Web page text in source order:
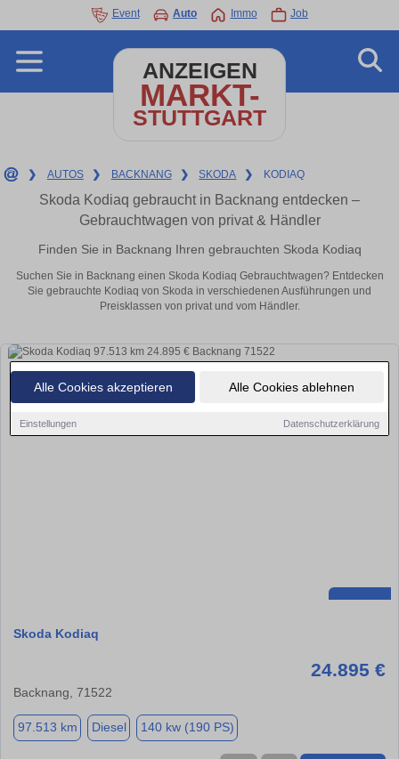
Alle Cookies akzeptieren Alle Cookies ablehnen
Einstellungen Datenschutzerklärung
Event Auto Immo Job
ANZEIGEN
MARKT-
STUTTGART
❯ AUTOS ❯ BACKNANG ❯ SKODA ❯ KODIAQ
Skoda Kodiaq gebraucht in Backnang entdecken –
Gebrauchtwagen von privat & Händler
Finden Sie in Backnang Ihren gebrauchten Skoda Kodiaq
Suchen Sie in Backnang einen Skoda Kodiaq Gebrauchtwagen? Entdecken
Sie gebrauchte Kodiaq von Skoda in verschiedenen Ausführungen und
Preisklassen von privat und vom Händler.
Skoda Kodiaq
24.895 €
Backnang, 71522
97.513 km Diesel 140 kw (190 PS)